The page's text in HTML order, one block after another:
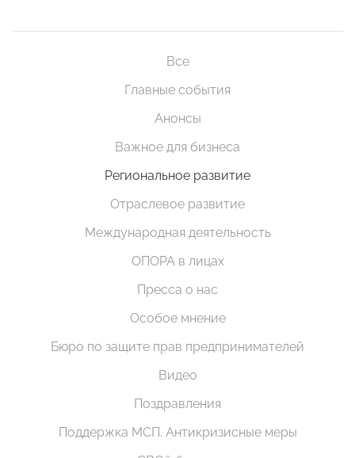
Все
Главные события
Анонсы
Важное для бизнеса
Региональное развитие
Отраслевое развитие
Международная деятельность
ОПОРА в лицах
Пресса о нас
Особое мнение
Бюро по защите прав предпринимателей
Видео
Поздравления
Поддержка МСП. Антикризисные меры